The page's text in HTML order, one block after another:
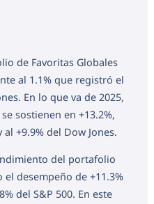
de Favoritas Globales
al 1.1% que registró el
En lo que va de 2025,
sostienen en +13.2%,
+9.9% del Dow Jones.
del portafolio
el desempeño de +11.3%
del S&P 500. En este